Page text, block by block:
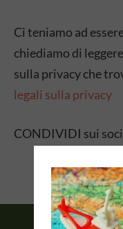
Ci teniamo ad
chiediamo di
sulla privacy che
legali sulla privacy
CONDIVIDI sui